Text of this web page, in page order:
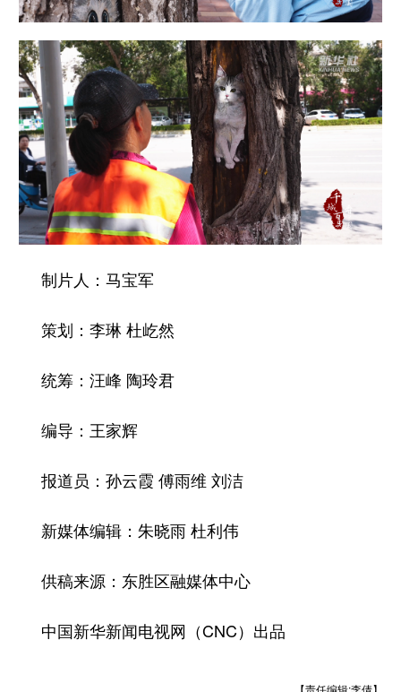
制片人：马宝军
策划：李琳 杜屹然
统筹：汪峰 陶玲君
编导：王家辉
报道员：孙云霞 傅雨维 刘洁
新媒体编辑：朱晓雨 杜利伟
供稿来源：东胜区融媒体中心
中国新华新闻电视网（CNC）出品